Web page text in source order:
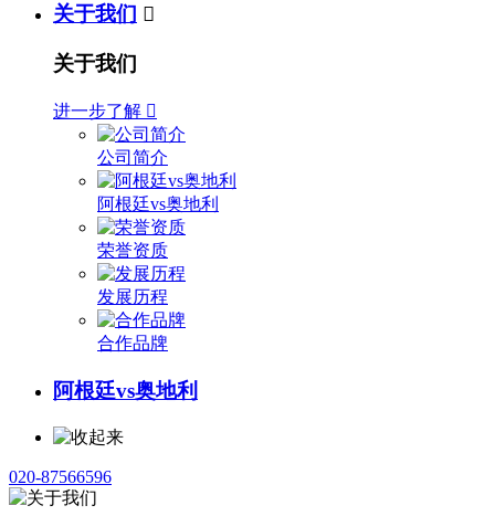
关于我们 
关于我们
进一步了解 
公司简介
阿根廷vs奥地利
荣誉资质
发展历程
合作品牌
阿根廷vs奥地利
020-87566596